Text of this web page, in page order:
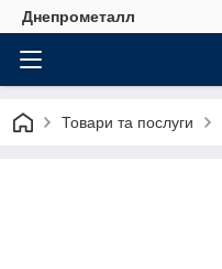
Днепрометалл
Товари та послуги